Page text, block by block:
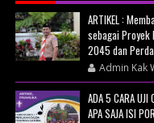
ARTIKEL :
sebagai Proyek
2045 dan
Admin Kak
ADA 5 CARA UJI
APA SAJA ISI